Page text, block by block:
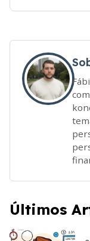
Últimos